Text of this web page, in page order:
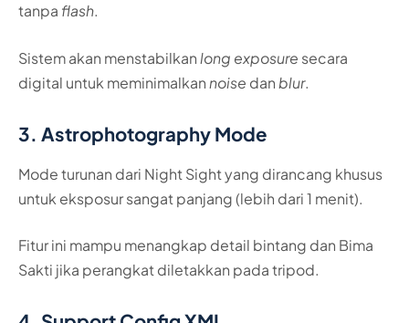
tanpa flash.
Sistem akan menstabilkanlong exposure secara
digital untuk meminimalkannoise danblur.
3. Astrophotography Mode
Mode turunan dari Night Sight yang dirancang khusus
untuk eksposur sangat panjang (lebih dari 1 menit).
Fitur ini mampu menangkap detail bintang dan Bima
Sakti jika perangkat diletakkan pada tripod.